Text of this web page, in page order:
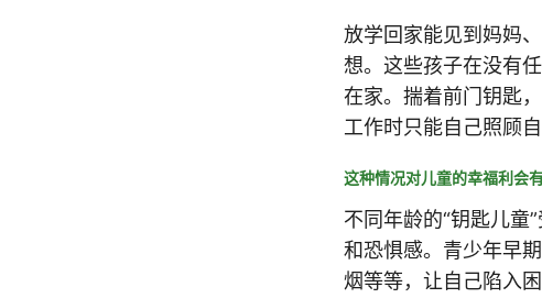
放学回家能见到妈妈
想。这些孩子在没有
在家。揣着前门钥匙
工作时只能自己照顾自
这种情况对儿童的幸福利会
不同年龄的“钥匙儿童
和恐惧感。青少年早
烟等等，让自己陷入